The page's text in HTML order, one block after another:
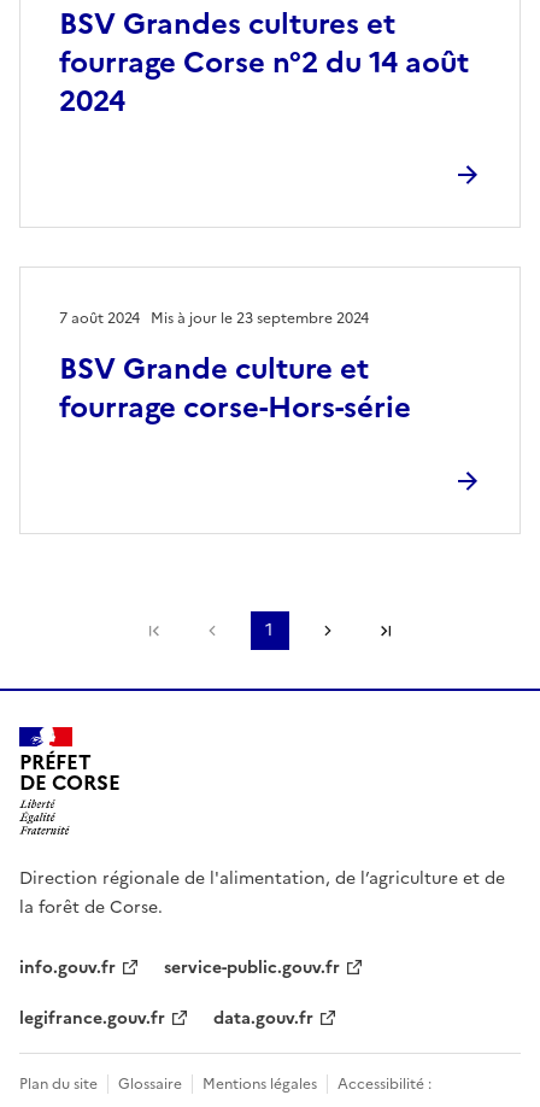
BSV Grandes cultures et
fourrage Corse n°2 du 14 août
2024
BSV Grande culture et
fourrage corse-Hors-série
7 août 2024 Mis à jour le 23 septembre 2024
Première pagePage précédente
1 Page suivante
PRÉFET
DE CORSE
Direction régionale de l'alimentation, de l’agriculture et de
la forêt de Corse.
info.gouv.fr
service-public.gouv.fr
legifrance.gouv.fr
data.gouv.fr
Plan du site Glossaire Mentions légales Accessibilité :